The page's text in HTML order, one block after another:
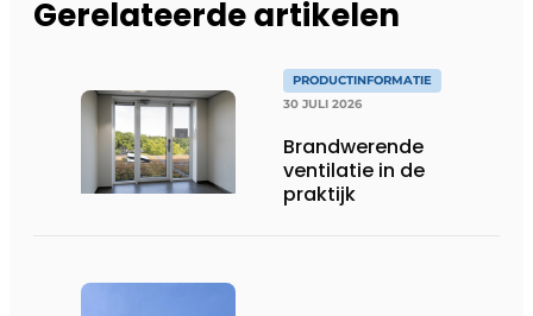
Gerelateerde artikelen
PRODUCTINFORMATIE
30 JULI 2026
Brandwerende
ventilatie in de
praktijk